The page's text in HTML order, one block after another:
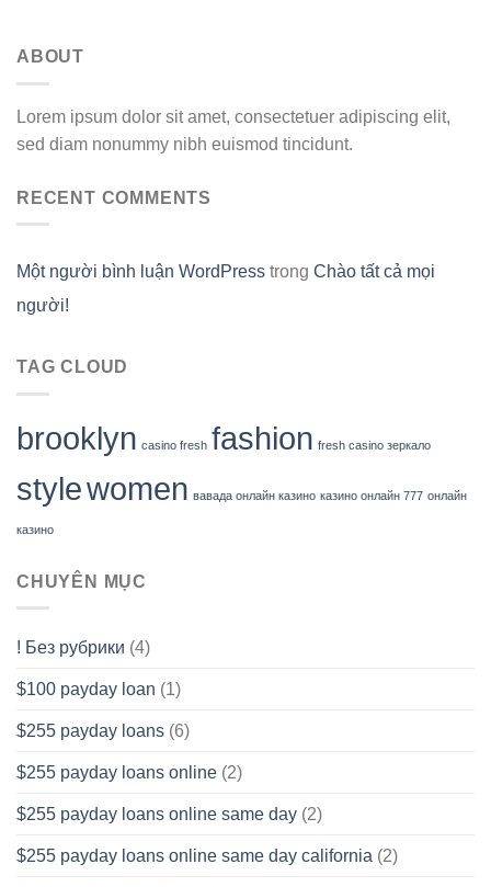
ABOUT
Lorem ipsum dolor sit amet, consectetuer adipiscing elit,
sed diam nonummy nibh euismod tincidunt.
RECENT COMMENTS
Một người bình luận WordPress trong Chào tất cả mọi
người!
TAG CLOUD
brooklyn casino fresh fashion fresh casino зеркало
stylewomen вавада онлайн казино казино онлайн 777 онлайн
казино
CHUYÊN MỤC
! Без рубрики (4)
$100 payday loan (1)
$255 payday loans (6)
$255 payday loans online (2)
$255 payday loans online same day (2)
$255 payday loans online same day california (2)